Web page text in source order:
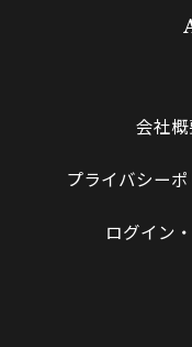
会社
プライバシー
ログイン